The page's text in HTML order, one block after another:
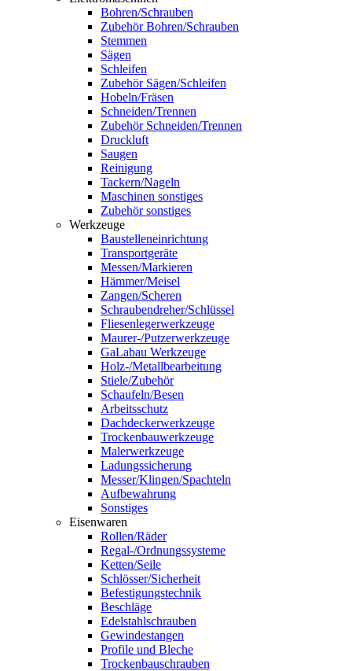
Bohren/Schrauben
Zubehör Bohren/Schrauben
Stemmen
Sägen
Schleifen
Zubehör Sägen/Schleifen
Hobeln/Fräsen
Schneiden/Trennen
Zubehör Schneiden/Trennen
Druckluft
Saugen
Reinigung
Tackern/Nageln
Maschinen sonstiges
Zubehör sonstiges
Werkzeuge
Baustelleneinrichtung
Transportgeräte
Messen/Markieren
Hämmer/Meisel
Zangen/Scheren
Schraubendreher/Schlüssel
Fliesenlegerwerkzeuge
Maurer-/Putzerwerkzeuge
GaLabau Werkzeuge
Holz-/Metallbearbeitung
Stiele/Zubehör
Schaufeln/Besen
Arbeitsschutz
Dachdeckerwerkzeuge
Trockenbauwerkzeuge
Malerwerkzeuge
Ladungssicherung
Messer/Klingen/Spachteln
Aufbewahrung
Sonstiges
Eisenwaren
Rollen/Räder
Regal-/Ordnungssysteme
Ketten/Seile
Schlösser/Sicherheit
Befestigungstechnik
Beschläge
Edelstahlschrauben
Gewindestangen
Profile und Bleche
Trockenbauschrauben